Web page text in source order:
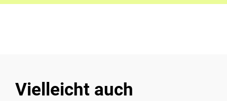
Vielleicht auch